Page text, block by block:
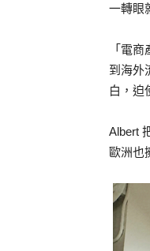
一轉眼
「電
到海外
白，迫
Albert
歐洲也